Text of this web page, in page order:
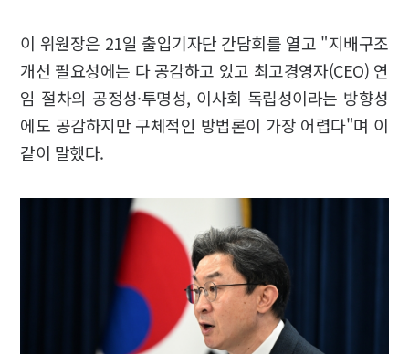
이 위원장은 21일 출입기자단 간담회를 열고 "지배구조
개선 필요성에는 다 공감하고 있고 최고경영자(CEO) 연
임 절차의 공정성·투명성, 이사회 독립성이라는 방향성
에도 공감하지만 구체적인 방법론이 가장 어렵다"며 이
같이 말했다.